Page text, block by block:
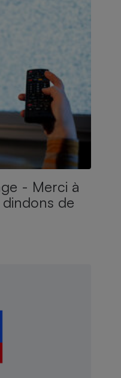
- Merci à
de